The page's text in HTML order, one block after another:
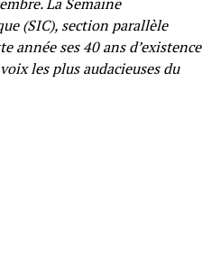
(SIC), section parallèle
année ses 40 ans d’existence
les plus audacieuses du